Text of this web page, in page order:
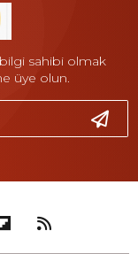
sahibi olmak
üye olun.